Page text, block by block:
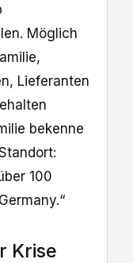
Möglich
Lieferanten
bekenne
100
Krise